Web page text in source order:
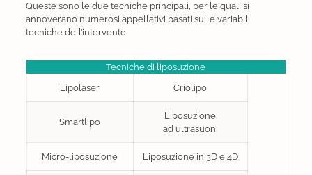
Queste sono le due tecniche principali, per le quali si
annoverano numerosi appellativi basati sulle variabili
tecniche dell’intervento.
Tecniche di liposuzione
Lipolaser
Criolipo
Smartlipo
Liposuzione
ad ultrasuoni
Micro-liposuzione Liposuzione in 3D e 4D